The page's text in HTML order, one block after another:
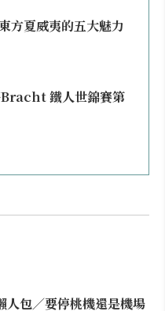
方夏威夷的五大魅力
鐵人世錦賽第
包／要停桃機還是機場